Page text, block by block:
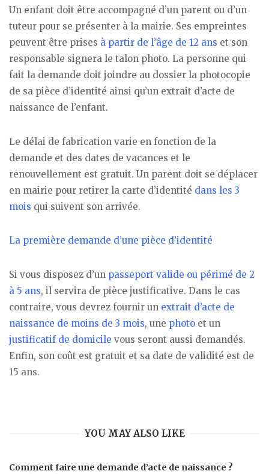
Un enfant doit être accompagné d’un parent ou d’un
tuteur pour se présenter à la mairie. Ses empreintes
peuvent être prises à partir de l’âge de 12 ans et son
responsable signera le talon photo. La personne qui
fait la demande doit joindre au dossier la photocopie
de sa pièce d’identité ainsi qu’un extrait d’acte de
naissance de l’enfant.
Le délai de fabrication varie en fonction de la
demande et des dates de vacances et le
renouvellement est gratuit. Un parent doit se déplacer
en mairie pour retirer la carte d’identité dans les 3
mois qui suivent son arrivée.
La première demande d’une pièce d’identité
Si vous disposez d’un passeport valide ou périmé de 2
à 5 ans, il servira de pièce justificative. Dans le cas
contraire, vous devrez fournir un extrait d’acte de
naissance de moins de 3 mois, une photo et un
justificatif de domicile vous seront aussi demandés.
Enfin, son coût est gratuit et sa date de validité est de
15 ans.
YOU MAY ALSO LIKE
Comment faire une demande d’acte de naissance ?